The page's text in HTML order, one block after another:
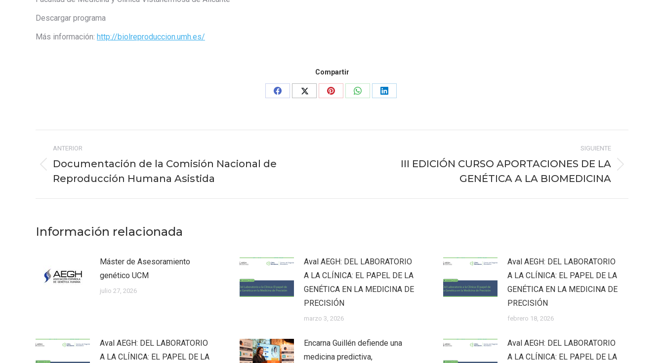
Descargar programa
Más información: http://biolreproduccion.umh.es/
Compartir
Share
Share
Share
Share
Share
entre
publicaciones
ANTERIOR
Publicación
anterior:
Documentación de la Comisión Nacional de
Reproducción Humana Asistida
SIGUIENTE
III EDICIÓN CURSO APORTACIONES DE LA
GENÉTICA A LA BIOMEDICINA
Información relacionada
Máster de Asesoramiento
genético UCM
julio 27, 2026
Aval AEGH: DEL LABORATORIO
A LA CLÍNICA: EL PAPEL DE LA
GENÉTICA EN LA MEDICINA DE
PRECISIÓN
marzo 3, 2026
Aval AEGH: DEL LABORATORIO
A LA CLÍNICA: EL PAPEL DE LA
GENÉTICA EN LA MEDICINA DE
PRECISIÓN
febrero 18, 2026
Aval AEGH: DEL LABORATORIO
A LA CLÍNICA: EL PAPEL DE LA
Encarna Guillén defiende una
medicina predictiva,
Aval AEGH: DEL LABORATORIO
A LA CLÍNICA: EL PAPEL DE LA